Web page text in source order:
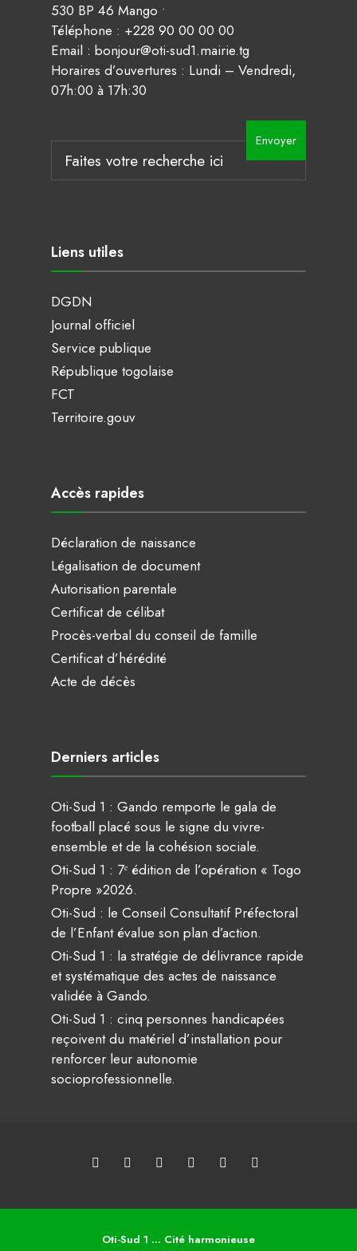
530 BP 46 Mango •
Téléphone : +228 90 00 00 00
Email : bonjour@oti-sud1.mairie.tg
Horaires d’ouvertures : Lundi – Vendredi,
07h:00 à 17h:30
Search
for:
Envoyer
Liens utiles
DGDN
Journal officiel
Service publique
République togolaise
FCT
Territoire.gouv
Accès rapides
Déclaration de naissance
Légalisation de document
Autorisation parentale
Certificat de célibat
Procès-verbal du conseil de famille
Certificat d’hérédité
Acte de décès
Derniers articles
Oti-Sud 1 : Gando remporte le gala de
football placé sous le signe du vivre-
ensemble et de la cohésion sociale.
Oti-Sud 1 : 7ᵉ édition de l’opération « Togo
Propre »2026.
Oti-Sud : le Conseil Consultatif Préfectoral
de l’Enfant évalue son plan d’action.
Oti-Sud 1 : la stratégie de délivrance rapide
et systématique des actes de naissance
validée à Gando.
Oti-Sud 1 : cinq personnes handicapées
reçoivent du matériel d’installation pour
renforcer leur autonomie
socioprofessionnelle.
Oti-Sud 1 ... Cité harmonieuse